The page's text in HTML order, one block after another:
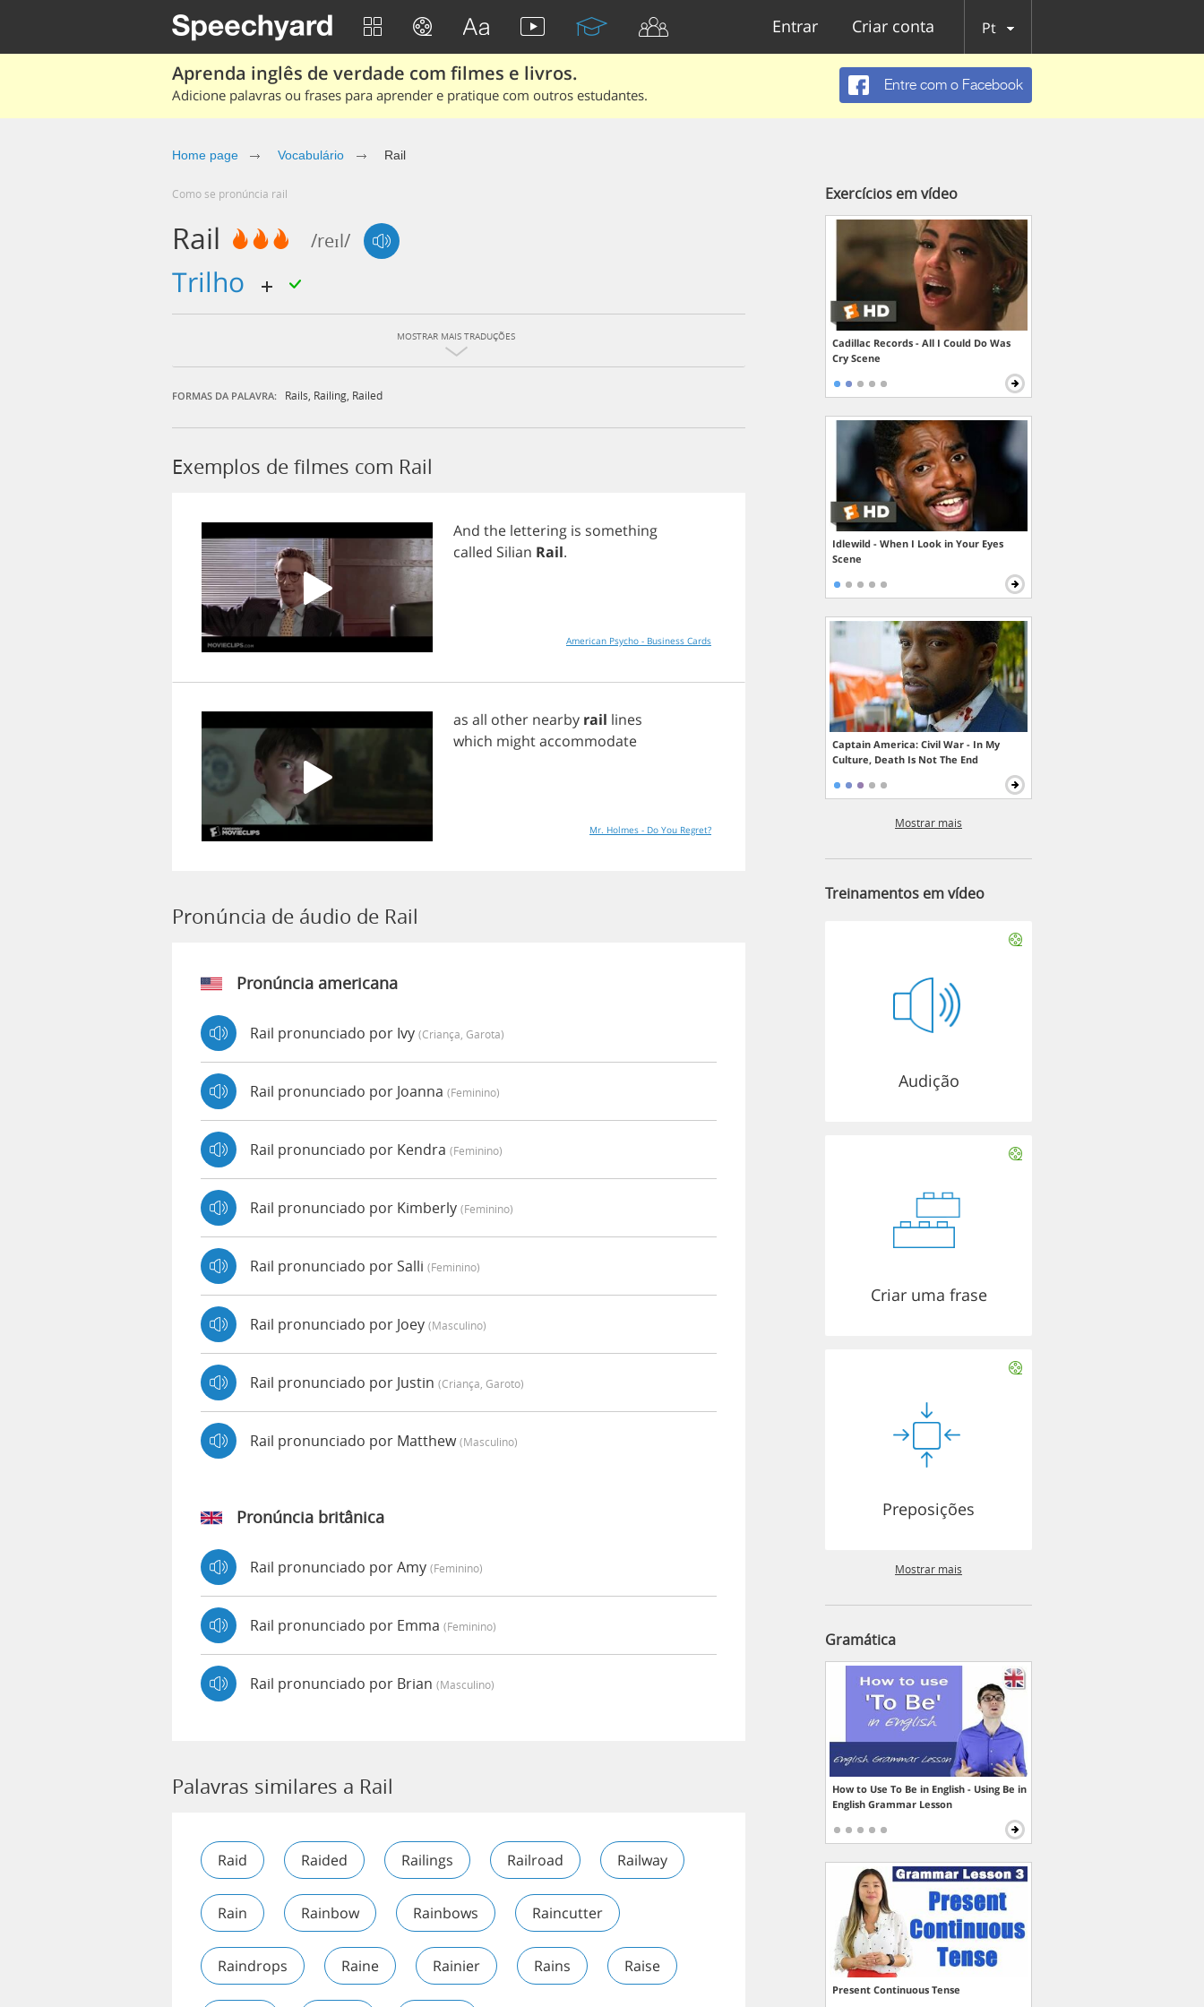
Entrar Criar conta Pt
Aprenda inglês de verdade com filmes e livros.
Adicione palavras ou frases para aprender e pratique com outros estudantes.
Entre com o Facebook
Home page Vocabulário Rail
Como se pronúncia rail
Rail /reɪl/
trilho
MOSTRAR MAIS TRADUÇÕES
FORMAS DA PALAVRA: Rails Railing Railed
Exemplos de filmes com Rail
And the lettering is something
called Silian Rail.
American Psycho - Business Cards
as all other nearby rail lines
which mightaccommodate
Mr. Holmes - Do You Regret?
Pronúncia de áudio de Rail
Pronúncia americana
Rail pronunciado por Ivy (criança, Garota)
Rail pronunciado por Joanna (feminino)
Rail pronunciado por Kendra (feminino)
Rail pronunciado por Kimberly (feminino)
Rail pronunciado por Salli (feminino)
Rail pronunciado por Joey (masculino)
Rail pronunciado por Justin (criança, Garoto)
Rail pronunciado por Matthew(masculino)
Pronúncia britânica
Rail pronunciado por Amy (feminino)
Rail pronunciado por Emma (feminino)
Rail pronunciado por Brian (masculino)
Palavras similares a Rail
Raid Raided Railings Railroad Railway
Rain Rainbow Rainbows Raincutter
Raindrops Raine Rainier Rains Raise
Exercícios em vídeo
Cadillac Records - All I Could Do Was
Cry Scene
Idlewild - When I Look in Your Eyes
Scene
Captain America: Civil War - In My
Culture, Death Is Not The End
Mostrar mais
Treinamentos em vídeo
Audição
Criar uma frase
Preposições
Mostrar mais
Gramática
How to Use To Be in English - Using Be in
English Grammar Lesson
Present Continuous Tense